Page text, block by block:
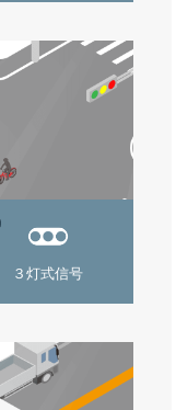
３灯式信号